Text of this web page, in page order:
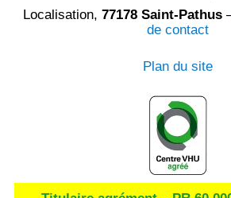
Localisation, 77178 Saint-Pathus
de contact
Plan du site